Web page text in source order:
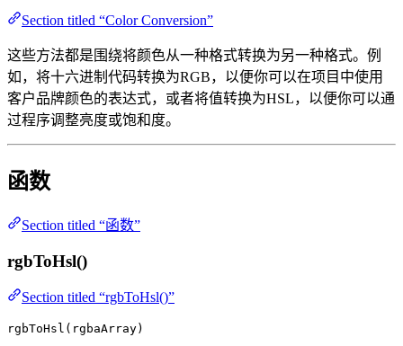
Section titled “Color Conversion”
这些方法都是围绕将颜色从一种格式转换为另一种格式。例
如，将十六进制代码转换为RGB，以便你可以在项目中使用
客户品牌颜色的表达式，或者将值转换为HSL，以便你可以通
过程序调整亮度或饱和度。
函数
Section titled “函数”
rgbToHsl()
Section titled “rgbToHsl()”
rgbToHsl(rgbaArray)